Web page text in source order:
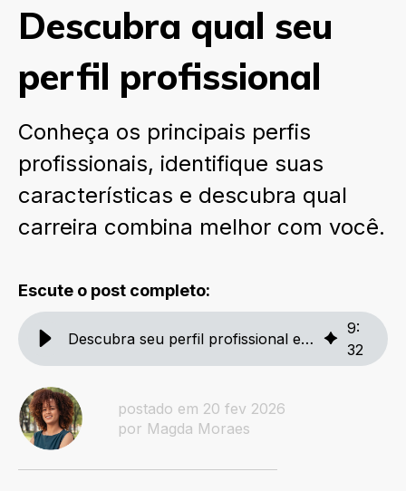
Descubra qual seu
perfil profissional
Conheça os principais perfis
profissionais, identifique suas
características e descubra qual
carreira combina melhor com você.
Escute o post completo:
Descubra seu perfil profissional e escolha a carreira ideal
9:
32
postado em 20 fev 2026
por Magda Moraes